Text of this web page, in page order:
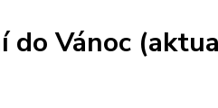
do Vánoc